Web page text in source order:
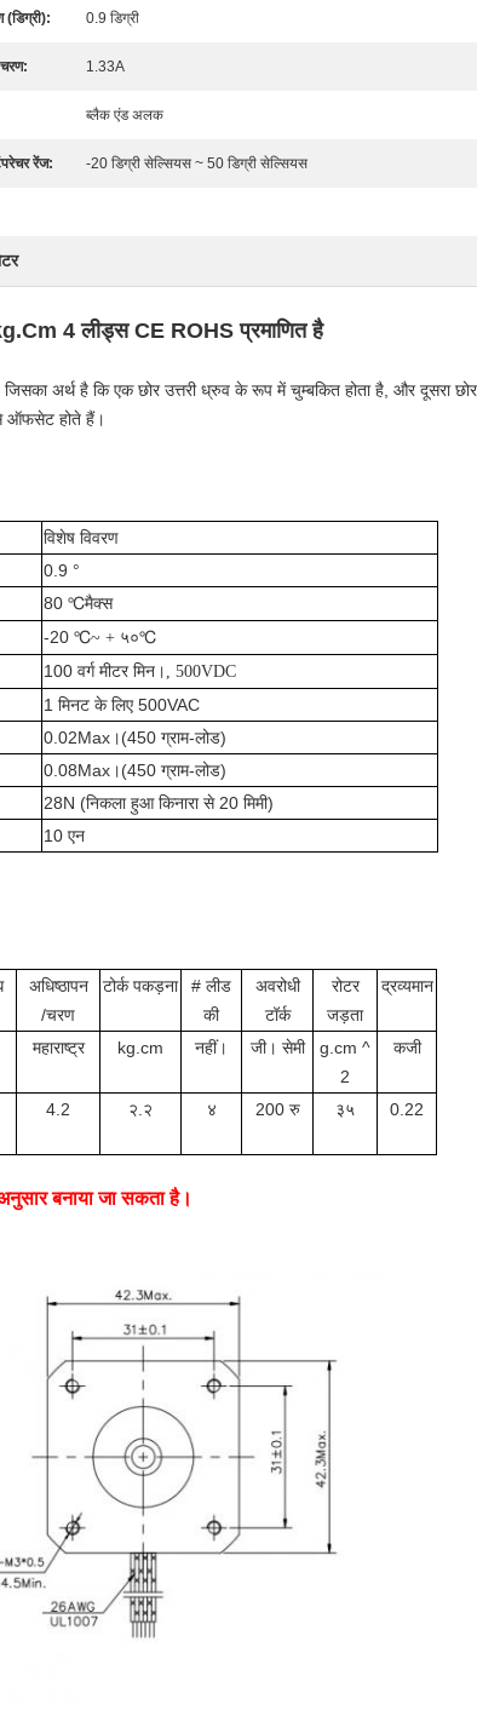
0.9 डिग्री
चरण: 1.33A
ब्लैक एंड अलक
रेंज: -20 डिग्री सेल्सियस ~ 50 डिग्री सेल्सियस
4 लीड्स CE ROHS प्रमाणित है
अर्थ है कि एक छोर उत्तरी ध्रुव के रूप में चुम्बकित होता है, और दूसरा
ऑफसेट होते हैं।
विशेष विवरण
0.9 °
80 ℃मैक्स
-20 ℃~ + ५०℃
100 वर्ग मीटर मिन।, 500VDC
1 मिनट के लिए 500VAC
0.02Max।(450 ग्राम-लोड)
0.08Max।(450 ग्राम-लोड)
28N (निकला हुआ किनारा से 20 मिमी)
10 एन
अधिष्ठापन
/चरण
टोर्क पकड़ना
# लीड
की
अवरोधी
टॉर्क
रोटर
जड़ता
द्रव्यमान
महाराष्ट्र kg.cm नहीं। जी। सेमी
g.cm ^
2
कजी
4.2 २.२ ४ 200 रु ३५ 0.22
बनाया जा सकता है।